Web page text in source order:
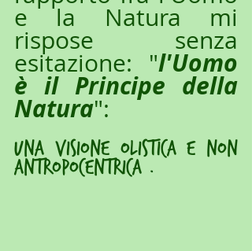
e la Natura mi
rispose senza
esitazione: "l'Uomo
è il Principe della
Natura":
una visione olistica e non
antropocentrica .